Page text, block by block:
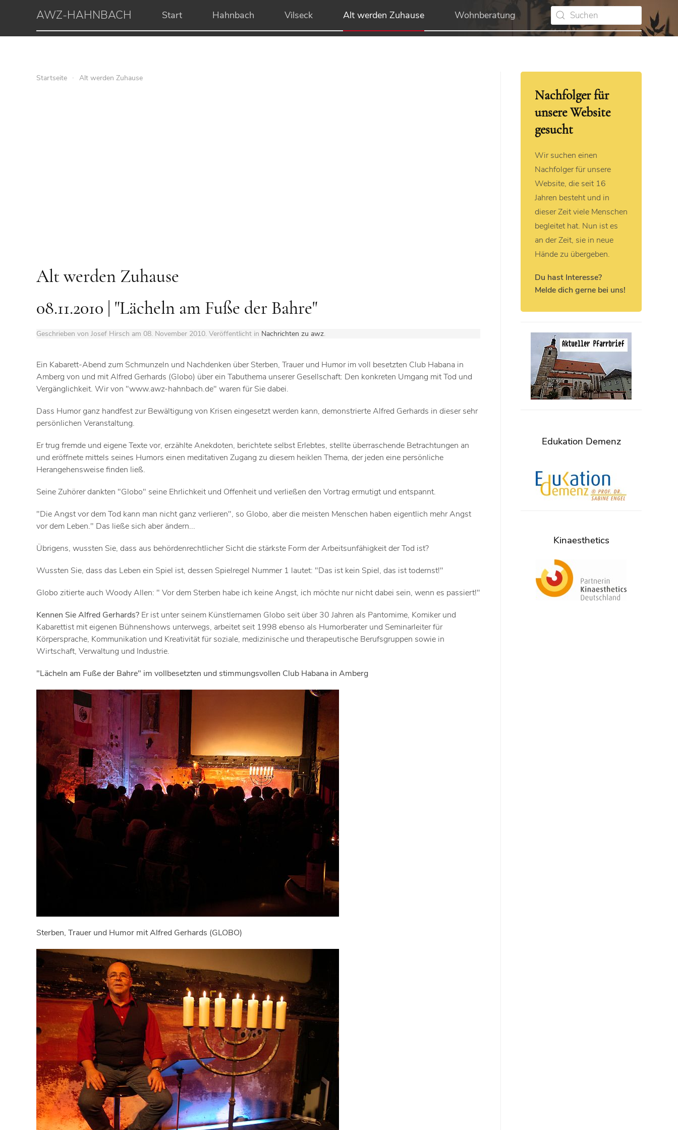
AWZ-HAHNBACH Start Hahnbach Vilseck Alt werden Zuhause Wohnberatung
Startseite Alt werden Zuhause
Alt werden Zuhause
08.11.2010 | "Lächeln am Fuße der Bahre"
Geschrieben von Josef Hirsch am 08. November 2010. Veröffentlicht in Nachrichten zu awz.
Ein Kabarett-Abend zum Schmunzeln und Nachdenken über Sterben, Trauer und Humor im voll besetzten Club Habana in
Amberg von und mit Alfred Gerhards (Globo) über ein Tabuthema unserer Gesellschaft: Den konkreten Umgang mit Tod und
Vergänglichkeit. Wir von "www.awz-hahnbach.de" waren für Sie dabei.
Dass Humor ganz handfest zur Bewältigung von Krisen eingesetzt werden kann, demonstrierte Alfred Gerhards in dieser sehr
persönlichen Veranstaltung.
Er trug fremde und eigene Texte vor, erzählte Anekdoten, berichtete selbst Erlebtes, stellte überraschende Betrachtungen an
und eröffnete mittels seines Humors einen meditativen Zugang zu diesem heiklen Thema, der jeden eine persönliche
Herangehensweise finden ließ.
Seine Zuhörer dankten "Globo" seine Ehrlichkeit und Offenheit und verließen den Vortrag ermutigt und entspannt.
"Die Angst vor dem Tod kann man nicht ganz verlieren", so Globo, aber die meisten Menschen haben eigentlich mehr Angst
vor dem Leben." Das ließe sich aber ändern...
Übrigens, wussten Sie, dass aus behördenrechtlicher Sicht die stärkste Form der Arbeitsunfähigkeit der Tod ist?
Wussten Sie, dass das Leben ein Spiel ist, dessen Spielregel Nummer 1 lautet: "Das ist kein Spiel, das ist todernst!"
Globo zitierte auch Woody Allen: " Vor dem Sterben habe ich keine Angst, ich möchte nur nicht dabei sein, wenn es passiert!"
Kennen Sie Alfred Gerhards? Er ist unter seinem Künstlernamen Globo seit über 30 Jahren als Pantomime, Komiker und
Kabarettist mit eigenen Bühnenshows unterwegs, arbeitet seit 1998 ebenso als Humorberater und Seminarleiter für
Körpersprache, Kommunikation und Kreativität für soziale, medizinische und therapeutische Berufsgruppen sowie in
Wirtschaft, Verwaltung und Industrie.
"Lächeln am Fuße der Bahre" im vollbesetzten und stimmungsvollen Club Habana in Amberg
Sterben, Trauer und Humor mit Alfred Gerhards (GLOBO)
Nachfolger für
unsere Website
gesucht
Wir suchen einen
Nachfolger für unsere
Website, die seit 16
Jahren besteht und in
dieser Zeit viele Menschen
begleitet hat. Nun ist es
an der Zeit, sie in neue
Hände zu übergeben.
Du hast Interesse?
Melde dich gerne bei uns!
Edukation Demenz
Kinaesthetics